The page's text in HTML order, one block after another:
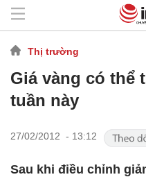
Thị trường
Giá vàng có thể
tuần này
27/02/2012 - 13:12
Sau khi điều chỉnh